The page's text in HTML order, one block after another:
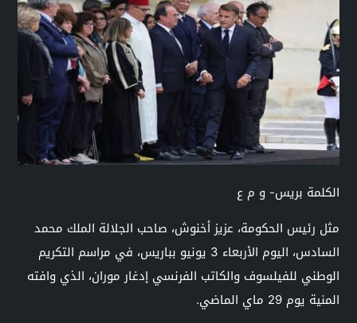
الكلمة بريس- و م ع
مثل رئيس الحكومة، عزيز أخنوش، صاحب الجلالة الملك محمد
السادس، اليوم الأربعاء 3 يونيو بباريس، في مراسم التكريم
الوطني للفيلسوف والكاتب الفرنسي إدغار موران، الذي وافته
المنية يوم 29 ماي الماضي.